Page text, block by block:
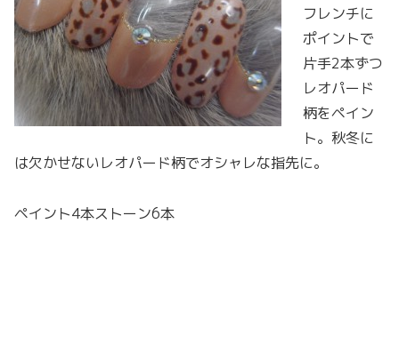
フレンチに
ポイントで
片手2本ずつ
レオパード
柄をペイン
ト。秋冬に
は欠かせないレオパード柄でオシャレな指先に。
ペイント4本ストーン6本